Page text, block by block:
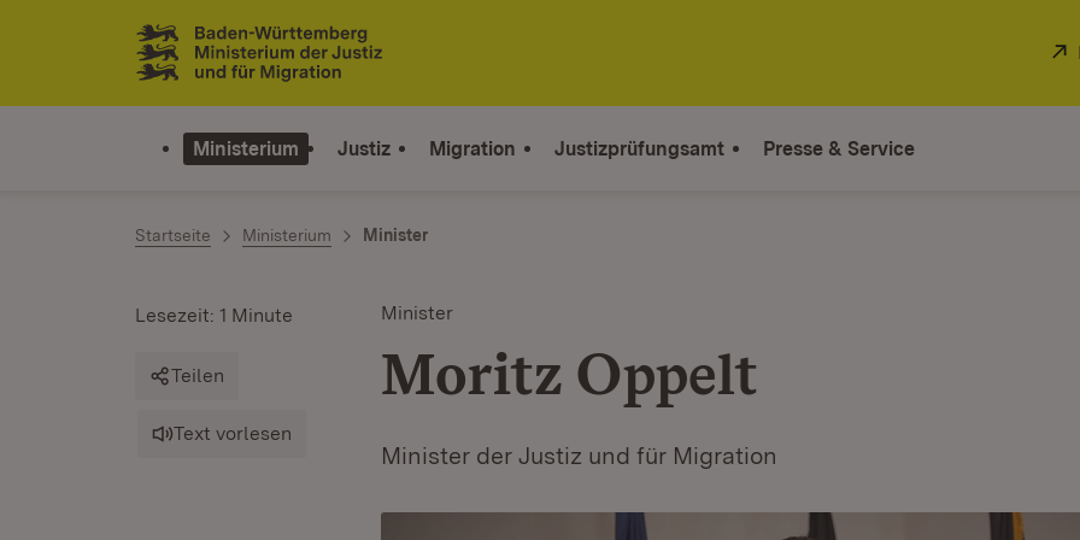
Zum Inhalt springen
Link zur Startseite
Ministerium Justiz Migration Justizprüfungsamt Presse & Service
Startseite Ministerium Minister
Minister
Moritz Oppelt
Minister der Justiz und für Migration
Lesezeit: 1 Minute
Teilen
Text vorlesen